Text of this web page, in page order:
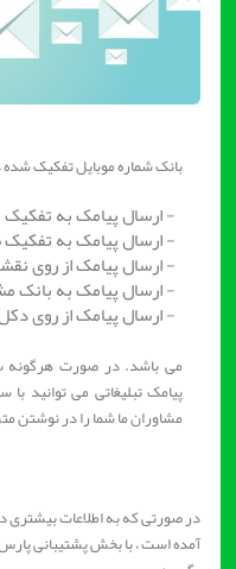
بانک شماره موبایل تفکیک شده
- ارسال پیامک به تفکیک
- ارسال پیامک به
- ارسال پیامک از روی نقشه
- ارسال پیامک به بانک
- ارسال پیامک از روی دکل bts
می باشد. در صورت هرگونه
پیامک تبلیغاتی می توانید با
مشاوران ما شما را در نوشتن
در صورتی که به اطلاعات بیشتری در
آمده است ، با بخش پشتیبانی پارس